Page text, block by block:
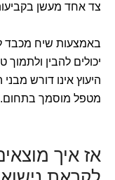
צד אחד מעשן
באמצעות שיח מכבד
יכולים להבין ולתמוך
היעוץ אינו דורש
מטפל מוסמך בתחום.
אז איך